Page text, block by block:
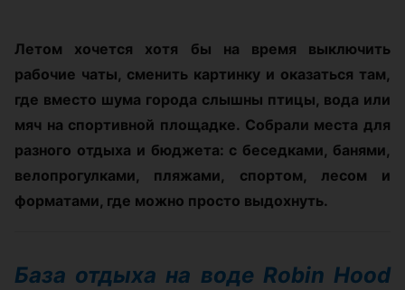
Летом хочется хотя бы на время выключить
рабочие чаты, сменить картинку и оказаться там,
где вместо шума города слышны птицы, вода или
мяч на спортивной площадке. Собрали места для
разного отдыха и бюджета: с беседками, банями,
велопрогулками, пляжами, спортом, лесом и
форматами, где можно просто выдохнуть.
База отдыха на воде Robin Hood